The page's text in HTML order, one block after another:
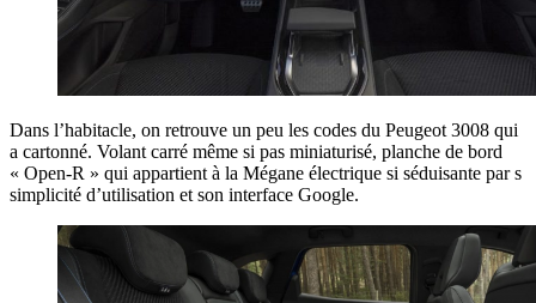
Dans l’habitacle, on retrouve un peu les codes du Peugeot 3008 qui
a cartonné. Volant carré même si pas miniaturisé, planche de bord
« Open-R » qui appartient à la Mégane électrique si séduisante par s
simplicité d’utilisation et son interface Google.